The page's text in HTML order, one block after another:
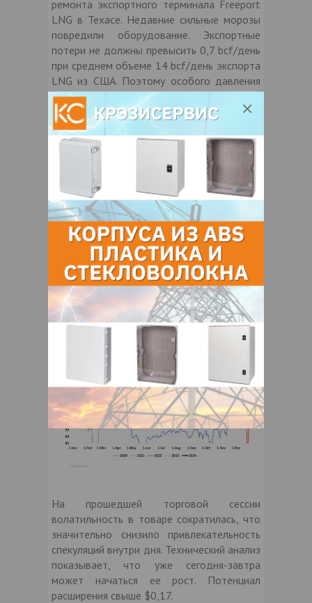
ремонта экспортного терминала Freeport
LNG в Техасе. Недавние сильные морозы
повредили оборудование. Экспортные
потери не должны превысить 0,7 bcf/день
при среднем объеме 14 bcf/день экспорта
LNG из США. Поэтому особого давления
на внутренний рынок это оказать не
должно.
Недавнее решение администрации
президента США Джо Байдена о
временной приостановке выдачи лицензий
на новые LNG-проекты в данный
момент имеет ограниченный эффект. До
2027 г. предполагается рост мощностей
до 21 bcf/день за счет уже одобренных
проектов.
За прошедший вторник добыча в США
природного газа выросла на 5,6% г/г до
104 bcf/день, спрос упал на -13,7% г/г до
95,4 bcf/d, а экспорт LNG стагнировал н/н
в районе 14,1 bcf/день.
На прошедшей торговой сессии
волатильность в товаре сократилась, что
значительно снизило привлекательность
спекуляций внутри дня. Технический анализ
показывает, что уже сегодня-завтра
может начаться ее рост. Потенциал
расширения свыше $0,17.